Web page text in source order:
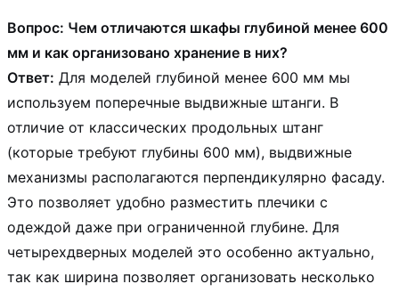
Вопрос: Чем отличаются шкафы глубиной менее 600
мм и как организовано хранение в них?
Ответ: Для моделей глубиной менее 600 мм мы
используем поперечные выдвижные штанги. В
отличие от классических продольных штанг
(которые требуют глубины 600 мм), выдвижные
механизмы располагаются перпендикулярно фасаду.
Это позволяет удобно разместить плечики с
одеждой даже при ограниченной глубине. Для
четырехдверных моделей это особенно актуально,
так как ширина позволяет организовать несколько